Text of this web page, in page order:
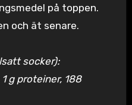
på toppen.
och ät senare.
socker):
g proteiner, 188